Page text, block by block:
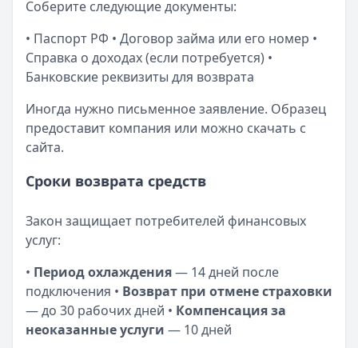
Соберите следующие документы:
• Паспорт РФ • Договор займа или его номер •
Справка о доходах (если потребуется) •
Банковские реквизиты для возврата
Иногда нужно письменное заявление. Образец
предоставит компания или можно скачать с
сайта.
Сроки возврата средств
Закон защищает потребителей финансовых
услуг:
• Период охлаждения— 14 дней после
подключения • Возврат при отмене страховки
— до 30 рабочих дней • Компенсация за
неоказанные услуги — 10 дней